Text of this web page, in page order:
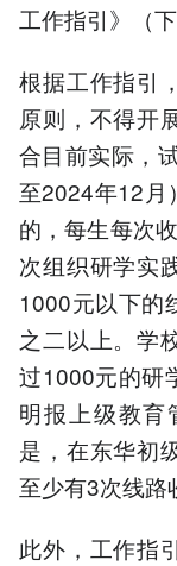
工作指引》（下
根据工作指引
原则，不得开
合目前实际，
至2024年12月
的，每生每次
次组织研学实
1000元以下的
之二以上。学
过1000元的研
明报上级教育
是，在东华初
至少有3次线路
此外，工作指